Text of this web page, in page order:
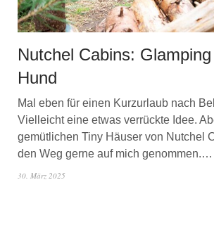
Nutchel Cabins:
Hund
Mal eben für einen Kurzurlaub nach
Vielleicht eine etwas verrückte Idee.
gemütlichen Tiny Häuser von Nutchel
den Weg gerne auf mich genommen.…
30. März 2025